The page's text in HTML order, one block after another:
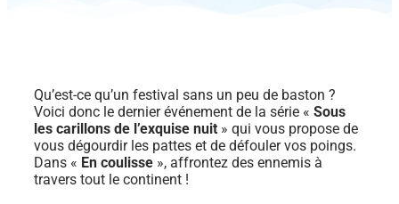
Qu’est-ce qu’un festival sans un peu de baston ?
Voici donc le dernier événement de la série « Sous
les carillons de l’exquise nuit » qui vous propose de
vous dégourdir les pattes et de défouler vos poings.
Dans « En coulisse », affrontez des ennemis à
travers tout le continent !